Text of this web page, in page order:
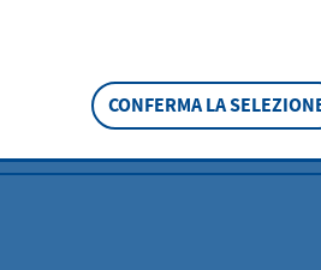
CONFERMA LA